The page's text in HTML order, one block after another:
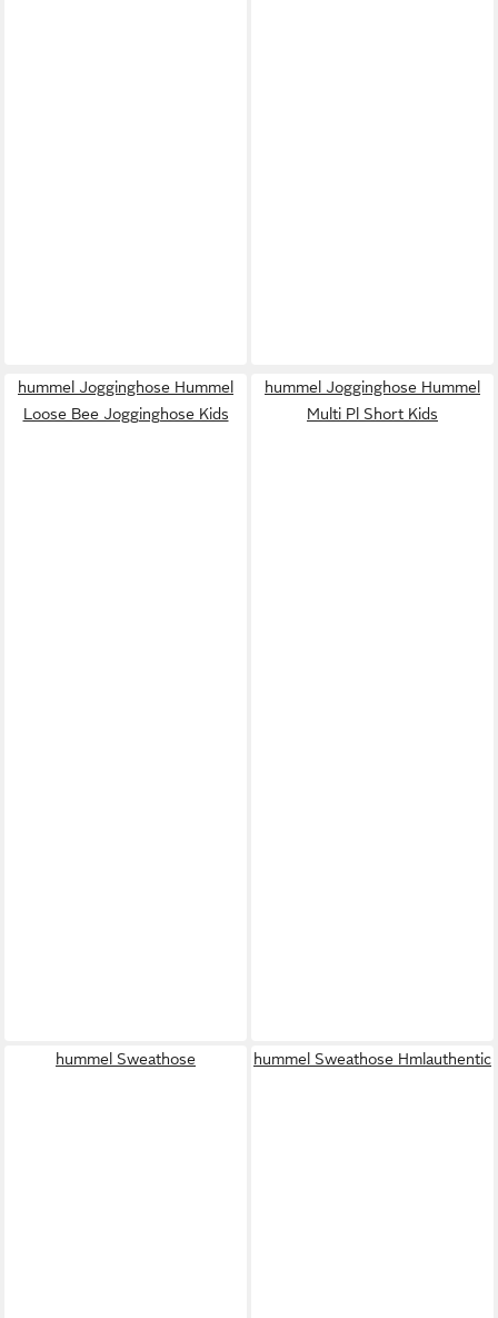
hummel Jogginghose Hummel
Loose Bee Jogginghose Kids
hummel Jogginghose Hummel
Multi Pl Short Kids
hummel Sweathose hummel Sweathose Hmlauthentic